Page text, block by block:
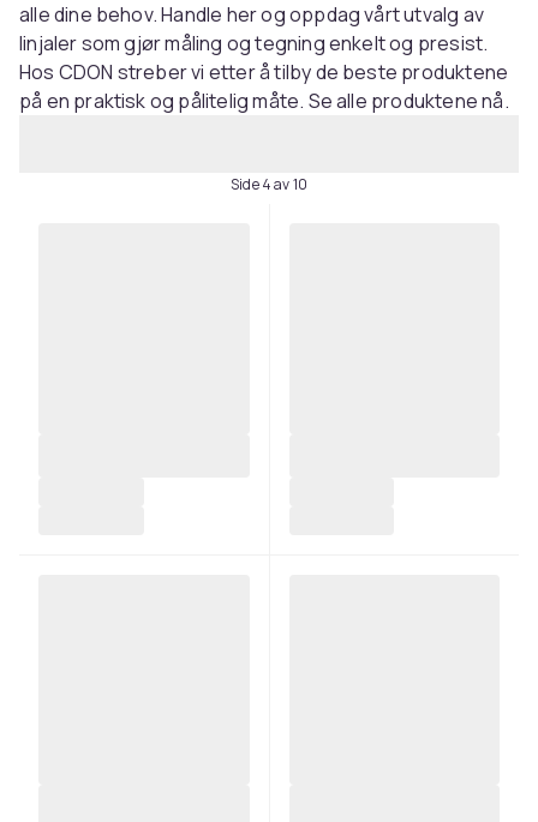
alle dine behov. Handle her og oppdag vårt utvalg av
linjaler som gjør måling og tegning enkelt og presist.
Hos CDON streber vi etter å tilby de beste produktene
på en praktisk og pålitelig måte. Se alle produktene nå.
Side 4 av 10